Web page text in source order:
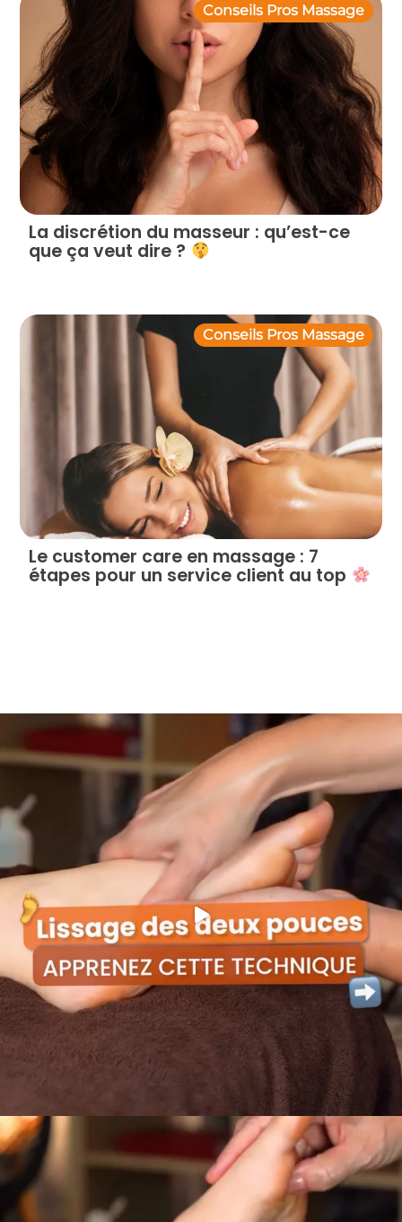
Conseils Pros Massage
La discrétion du masseur : qu’est-ce
que ça veut dire ?
Conseils Pros Massage
Le customer care en massage : 7
étapes pour un service client au top